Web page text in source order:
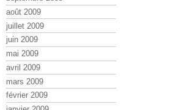
août 2009
juillet 2009
juin 2009
mai 2009
avril 2009
mars 2009
février 2009